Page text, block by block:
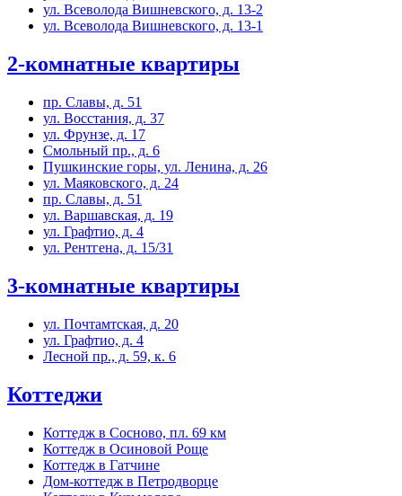
ул. Всеволода Вишневского, д. 13-2
ул. Всеволода Вишневского, д. 13-1
2-комнатные квартиры
пр. Славы, д. 51
ул. Восстания, д. 37
ул. Фрунзе, д. 17
Смольный пр., д. 6
Пушкинские горы, ул. Ленина, д. 26
ул. Маяковского, д. 24
пр. Славы, д. 51
ул. Варшавская, д. 19
ул. Графтио, д. 4
ул. Рентгена, д. 15/31
3-комнатные квартиры
ул. Почтамтская, д. 20
ул. Графтио, д. 4
Лесной пр., д. 59, к. 6
Коттеджи
Коттедж в Сосново, пл. 69 км
Коттедж в Осиновой Роще
Коттедж в Гатчине
Дом-коттедж в Петродворце